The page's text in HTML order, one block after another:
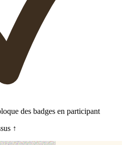
des badges en participant
↑